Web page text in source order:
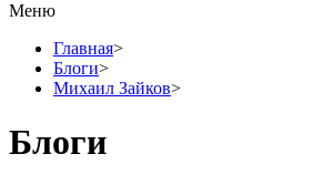
Меню
Главная>
Блоги>
Михаил Зайков>
Блоги